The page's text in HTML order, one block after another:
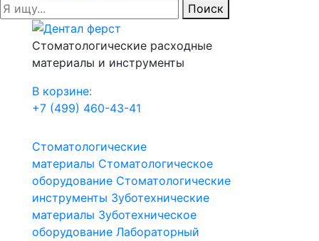
Поиск
Стоматологические расходные
материалы и инструменты
В корзине:
+7 (499) 460-43-41
Стоматологические
материалы Стоматологическое
оборудование Стоматологические
инструменты Зуботехнические
материалы Зуботехническое
оборудование Лабораторный